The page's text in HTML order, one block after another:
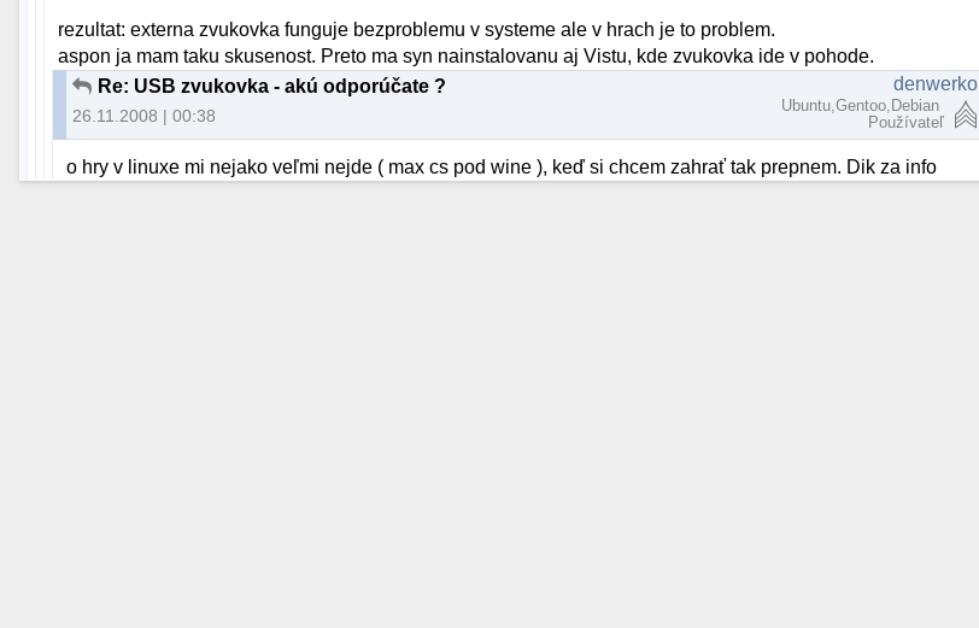
rezultat: externa zvukovka funguje bezproblemu v systeme ale v hrach je to problem.
aspon ja mam taku skusenost. Preto ma syn nainstalovanu aj Vistu, kde zvukovka ide v pohode.
Re: USB zvukovka - akú odporúčate ?
26.11.2008 | 00:38
denwerko
Ubuntu,Gentoo,Debian
Používateľ
o hry v linuxe mi nejako veľmi nejde ( max cs pod wine ), keď si chcem zahrať tak prepnem. Dik za info